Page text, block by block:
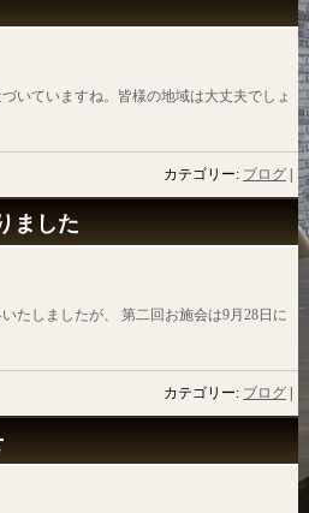
いていますね。皆様の地域は大丈夫でしょ
カテゴリー: ブログ
ました
たしましたが、 第二回お施会は9月28日に
カテゴリー: ブログ